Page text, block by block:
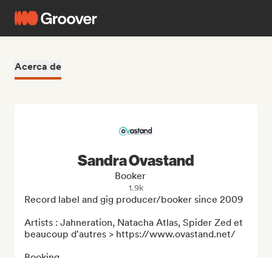
Acerca de
Sandra Ovastand
Booker
1.9k
Record label and gig producer/booker since 2009
Artists : Jahneration, Natacha Atlas, Spider Zed et
beaucoup d'autres > https://www.ovastand.net/